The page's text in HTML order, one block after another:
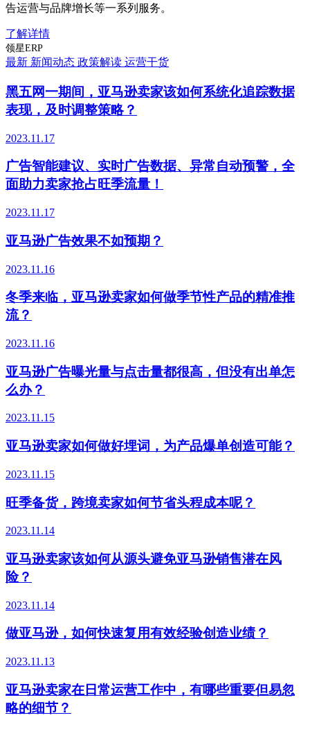
告运营与品牌增长等一系列服务。
了解详情
领星ERP
最新 新闻动态 政策解读 运营干货
黑五网一期间，亚马逊卖家该如何系统化追踪数据
表现，及时调整策略？
2023.11.17
广告智能建议、实时广告数据、异常自动预警，全
面助力卖家抢占旺季流量！
2023.11.17
亚马逊广告效果不如预期？
2023.11.16
冬季来临，亚马逊卖家如何做季节性产品的精准推
流？
2023.11.16
亚马逊广告曝光量与点击量都很高，但没有出单怎
么办？
2023.11.15
亚马逊卖家如何做好埋词，为产品爆单创造可能？
2023.11.15
旺季备货，跨境卖家如何节省头程成本呢？
2023.11.14
亚马逊卖家该如何从源头避免亚马逊销售潜在风
险？
2023.11.14
做亚马逊，如何快速复用有效经验创造业绩？
2023.11.13
亚马逊卖家在日常运营工作中，有哪些重要但易忽
略的细节？